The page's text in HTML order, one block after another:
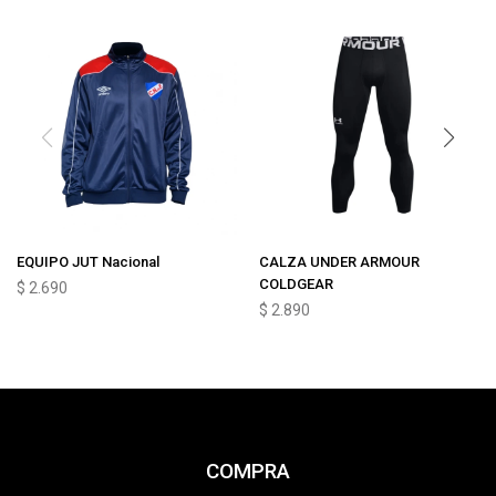
EQUIPO JUT Nacional
$ 2.690
CALZA UNDER ARMOUR
COLDGEAR
$ 2.890
COMPRA